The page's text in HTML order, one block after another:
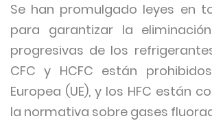
Se han promulgado leyes en
para garantizar la
progresivas de los
CFC y HCFC están
Europea (UE), y los HFC están
la normativa sobre gases